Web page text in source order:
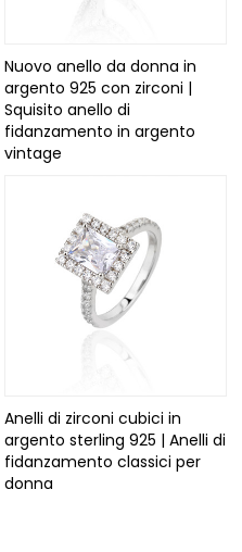
Nuovo anello da donna in
argento 925 con zirconi |
Squisito anello di
fidanzamento in argento
vintage
Anelli di zirconi cubici in
argento sterling 925 | Anelli di
fidanzamento classici per
donna